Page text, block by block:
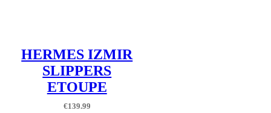
HERMES IZMIR
SLIPPERS
ETOUPE
€139.99